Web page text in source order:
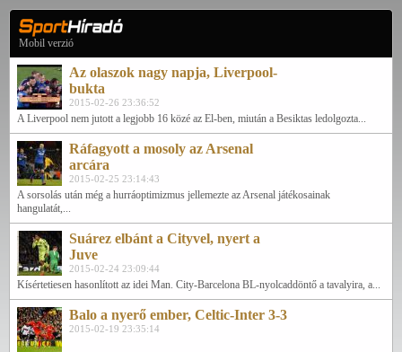
Mobil verzió
Az olaszok nagy napja, Liverpool-
bukta
2015-02-26 23:36:52
A Liverpool nem jutott a legjobb 16 közé az El-ben, miután a Besiktas ledolgozta...
Ráfagyott a mosoly az Arsenal
arcára
2015-02-25 23:14:43
A sorsolás után még a hurráoptimizmus jellemezte az Arsenal játékosainak
hangulatát,...
Suárez elbánt a Cityvel, nyert a
Juve
2015-02-24 23:09:44
Kísértetiesen hasonlított az idei Man. City-Barcelona BL-nyolcaddöntő a tavalyira, a...
Balo a nyerő ember, Celtic-Inter 3-3
2015-02-19 23:35:14